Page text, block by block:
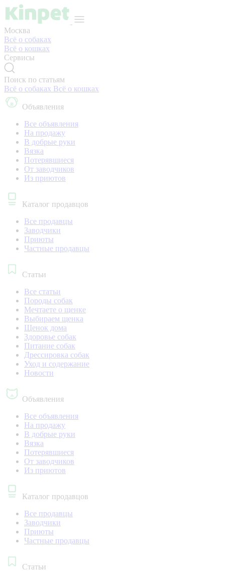
Москва
Всё о собаках
Всё о кошках
Сервисы
Поиск по статьям
Всё о собаках Всё о кошках
Объявления
Все объявления
На продажу
В добрые руки
Вязка
Потерявшиеся
От заводчиков
Из приютов
Каталог продавцов
Все продавцы
Заводчики
Приюты
Частные продавцы
Статьи
Все статьи
Породы собак
Мечтаете о щенке
Выбираем щенка
Щенок дома
Здоровье собак
Питание собак
Дрессировка собак
Уход и содержание
Новости
Объявления
Все объявления
На продажу
В добрые руки
Вязка
Потерявшиеся
От заводчиков
Из приютов
Каталог продавцов
Все продавцы
Заводчики
Приюты
Частные продавцы
Статьи